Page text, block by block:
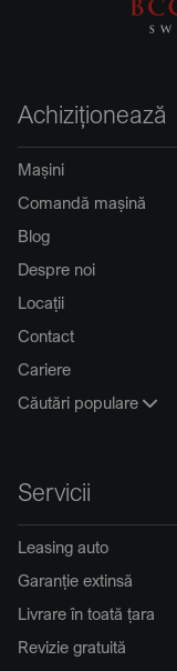
Achiziționează
Mașini
Comandă mașină
Blog
Despre noi
Locații
Contact
Cariere
Căutări populare
Servicii
Leasing auto
Garanție extinsă
Livrare în toată țara
Revizie gratuită